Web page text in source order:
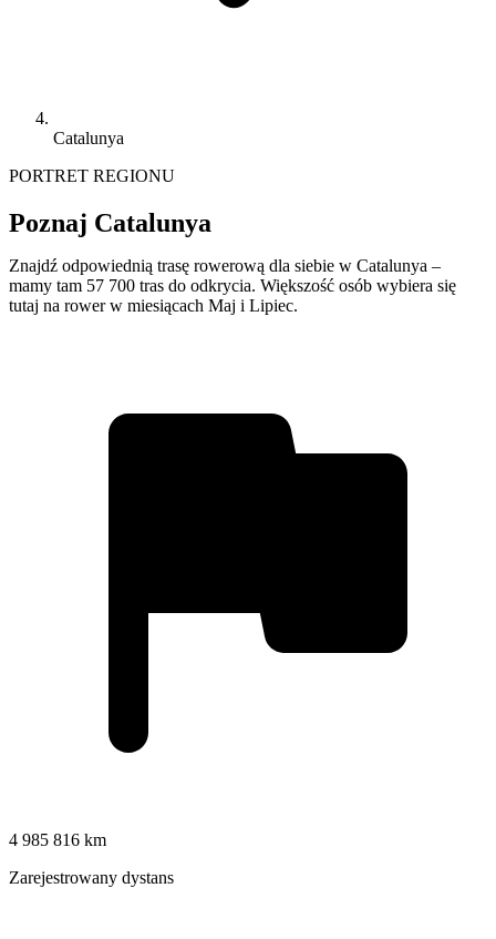
Catalunya
PORTRET REGIONU
Poznaj Catalunya
Znajdź odpowiednią trasę rowerową dla siebie w Catalunya –
mamy tam 57 700 tras do odkrycia. Większość osób wybiera się
tutaj na rower w miesiącach Maj i Lipiec.
4 985 816 km
Zarejestrowany dystans